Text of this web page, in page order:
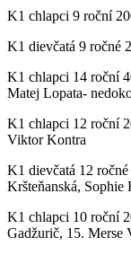
K1 chlapci 9 roční
K1 dievčatá 9 ročné
K1 chlapci 14 roční
Matej Lopata-
K1 chlapci 12 roční
Viktor Kontra
K1 dievčatá 12
Kršteňanská, Sophie
K1 chlapci 10 roční
Gadžurič, 15. Merse